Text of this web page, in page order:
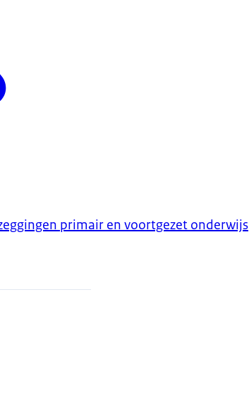
primair en voortgezet onderwijs